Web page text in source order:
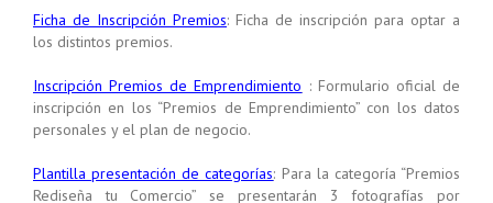
Ficha de Inscripción Premios: Ficha de inscripción para optar a
los distintos premios.
Inscripción Premios de Emprendimiento : Formulario oficial de
inscripción en los “Premios de Emprendimiento” con los datos
personales y el plan de negocio.
Plantilla presentación de categorías: Para la categoría “Premios
Rediseña tu Comercio” se presentarán 3 fotografías por